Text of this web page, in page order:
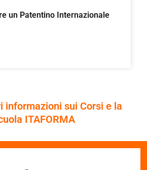
un Patentino Internazionale
informazioni sui Corsi e la
ITAFORMA